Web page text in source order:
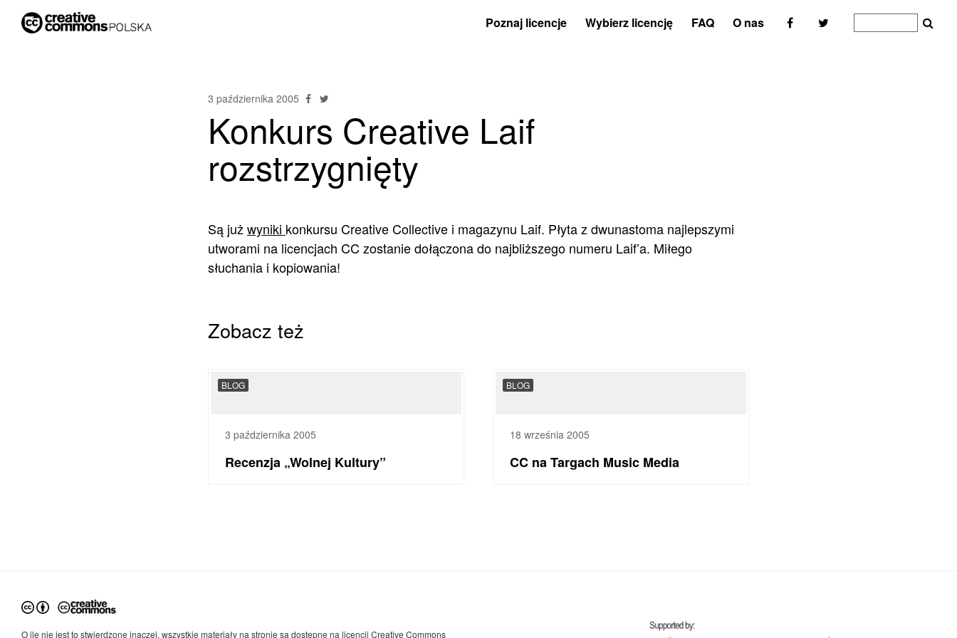
Poznaj licencje Wybierz licencję FAQ O nas
3 października 2005
Konkurs Creative Laif
rozstrzygnięty
Są jużwyniki konkursu Creative Collective i magazynu Laif. Płyta z dwunastoma najlepszymi
utworami na licencjach CC zostanie dołączona do najbliższego numeru Laif’a. Miłego
słuchania i kopiowania!
Zobacz też
BLOG
3 października 2005
Recenzja „Wolnej Kultury”
BLOG
18 września 2005
CC na Targach Music Media
O ile nie jest to stwierdzone inaczej, wszystkie materiały na stronie są dostępne na licencji Creative Commons